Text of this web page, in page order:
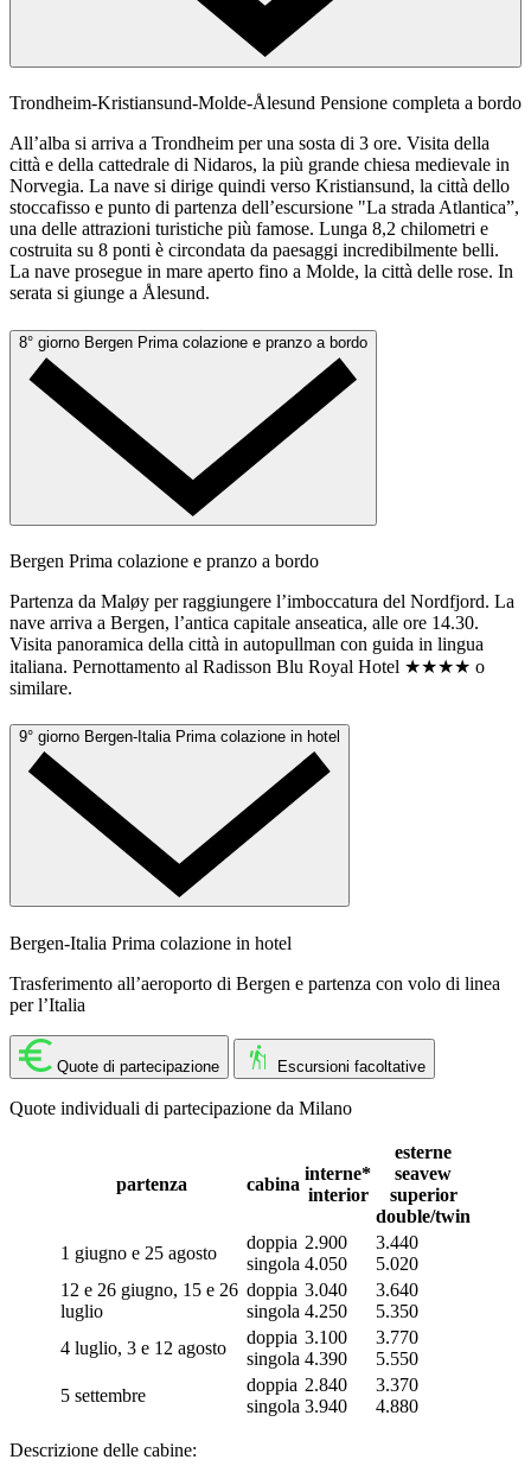
Trondheim-Kristiansund-Molde-Ålesund Pensione completa a bordo
All’alba si arriva a Trondheim per una sosta di 3 ore. Visita della
città e della cattedrale di Nidaros, la più grande chiesa medievale in
Norvegia. La nave si dirige quindi verso Kristiansund, la città dello
stoccafisso e punto di partenza dell’escursione "La strada Atlantica”,
una delle attrazioni turistiche più famose. Lunga 8,2 chilometri e
costruita su 8 ponti è circondata da paesaggi incredibilmente belli.
La nave prosegue in mare aperto fino a Molde, la città delle rose. In
serata si giunge a Ålesund.
8° giorno Bergen Prima colazione e pranzo a bordo
Bergen Prima colazione e pranzo a bordo
Partenza da Maløy per raggiungere l’imboccatura del Nordfjord. La
nave arriva a Bergen, l’antica capitale anseatica, alle ore 14.30.
Visita panoramica della città in autopullman con guida in lingua
italiana. Pernottamento al Radisson Blu Royal Hotel ★★★★ o
similare.
9° giorno Bergen-Italia Prima colazione in hotel
Bergen-Italia Prima colazione in hotel
Trasferimento all’aeroporto di Bergen e partenza con volo di linea
per l’Italia
Quote di partecipazione Escursioni facoltative
Quote individuali di partecipazione da Milano
partenza cabina
interne*
interior
esterne
seavew
superior
double/twin
1 giugno e 25 agosto
doppia
singola
2.900
4.050
3.440
5.020
12 e 26 giugno, 15 e 26
luglio
doppia
singola
3.040
4.250
3.640
5.350
4 luglio, 3 e 12 agosto
doppia
singola
3.100
4.390
3.770
5.550
5 settembre
doppia
singola
2.840
3.940
3.370
4.880
Descrizione delle cabine: